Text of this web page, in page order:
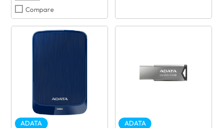
Compare
ADATA ADATA